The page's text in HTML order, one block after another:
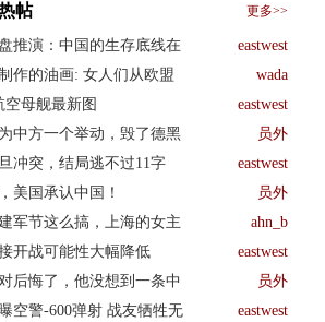
帖 更多>>
推演：中国的生存底线在 eastwest
作的油画: 女人们从欧盟 wada
空母舰最新图 eastwest
中方一个举动，毁了德黑 员外
冲突，结局逃不过11字 eastwest
美国承认中国！ 员外
军节这么搞，上海的女主 ahn_b
开战可能性大幅降低 eastwest
后悔了，他没想到一条中 员外
空警-600弹射 战友牺牲无 eastwest